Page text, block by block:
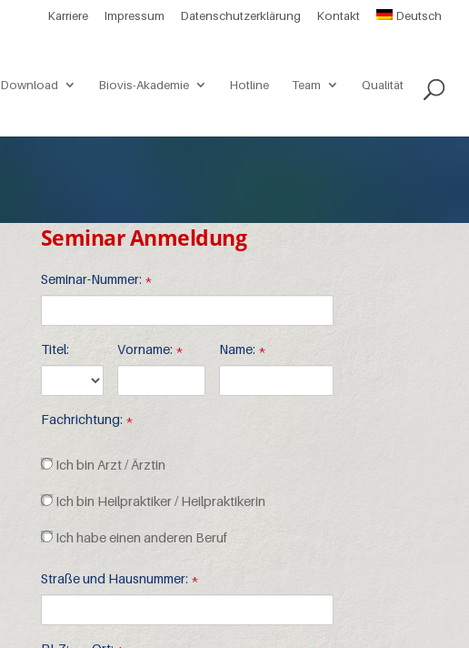
Karriere Impressum Datenschutzerklärung Kontakt Deutsch
Download Biovis-Akademie Hotline Team Qualität
Seminar Anmeldung
Seminar-Nummer: *
Titel: Vorname: * Name: *
Fachrichtung: *
Ich bin Arzt / Ärztin
Ich bin Heilpraktiker / Heilpraktikerin
Ich habe einen anderen Beruf
Straße und Hausnummer: *